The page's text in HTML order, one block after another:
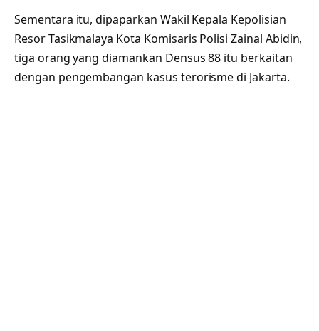
Sementara itu, dipaparkan Wakil Kepala Kepolisian
Resor Tasikmalaya Kota Komisaris Polisi Zainal Abidin,
tiga orang yang diamankan Densus 88 itu berkaitan
dengan pengembangan kasus terorisme di Jakarta.